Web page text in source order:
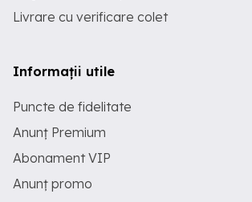
Livrare cu verificare colet
Informații utile
Puncte de fidelitate
Anunț Premium
Abonament VIP
Anunț promo